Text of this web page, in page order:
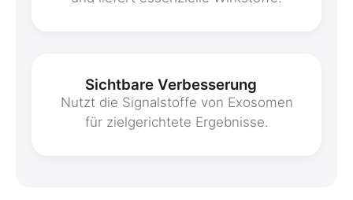
Sichtbare Verbesserung
Nutzt die Signalstoffe von Exosomen
für zielgerichtete Ergebnisse.